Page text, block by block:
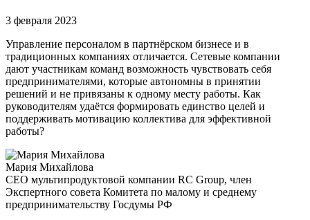
3 февраля 2023
Управление персоналом в партнёрском бизнесе и в
традиционных компаниях отличается. Сетевые компании
дают участникам команд возможность чувствовать себя
предпринимателями, которые автономны в принятии
решений и не привязаны к одному месту работы. Как
руководителям удаётся формировать единство целей и
поддерживать мотивацию коллектива для эффективной
работы?
Мария Михайлова
CEO мультипродуктовой компании RC Group, член
Экспертного совета Комитета по малому и среднему
предпринимательству Госдумы РФ